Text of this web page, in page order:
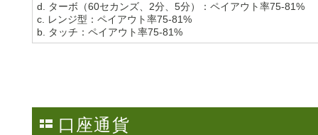
d. ターボ（60セカンズ、2分、5分）：ペイアウト率75-81%
c. レンジ型：ペイアウト率75-81%
b. タッチ：ペイアウト率75-81%
口座通貨